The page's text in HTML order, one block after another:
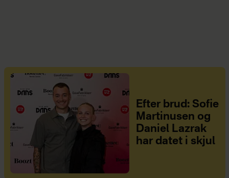
Efter brud: Sofie
Martinusen og
Daniel Lazrak
har datet i skjul